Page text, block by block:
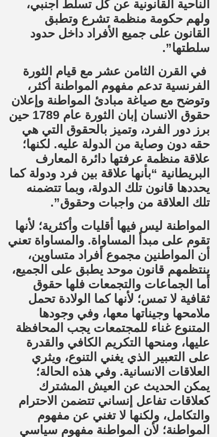
الناحية القانونية عن كل تسلط أجنبي،
ولهم حكومة منظمة تشرع وتطبق
القانون على جميع الأفراد داخل حدود
سلطتها”.
في القرن الثامن عشر مع قيام الثورة
الفرنسية تدعم مفهوم المواطنة أكثر،
وتوضح مع صياغة مبادئ المواطنة وإعلان
حقوق الانسان إبان الثورة عام 1789 حين
برز دور الفرد، وتميز بالحقوق التي هي
حقه دون وصاية من الدولة عليه. لكنها؛
علاقة منظمة عرفتها دائرة المعارف
البريطانية “بأنها علاقة بين فرد ودولة كما
يحددها قانون تلك الدولة، وبما تتضمنه
تلك العلاقة من واجبات وحقوق”.
المواطنة ليس فيها أقليات وأكثرية؛ لأنها
تقوم على مبدأ المساواة. والمساواة تعني
أن المواطنين مجموع أفراد متساوين،
ينتظمهم قانون موحد يطبق على الجميع،
أما الجماعات والتجمعات فلها حقوق
ثقافية لا تمس؛ لأنها كما الولادة تحمل
ملامحها وجيناتها معها، وفي وجودها
المتنوع غناء للمجتمعات يجب المحافظة
عليها، ومنحها التكريم الكافي والقدرة
على التعبير الذي يغني التنوع، ويثري
العلاقات الانسانية. وفي هذه الحالة؛
يمكن الحديث عن العيش المشترك
كعلاقات تفاعل إنساني تتضمن الاحترام
والتكامل، ولكنها لا تغني عن مفهوم
المواطنة؛ لأن المواطنة مفهوم سياسي